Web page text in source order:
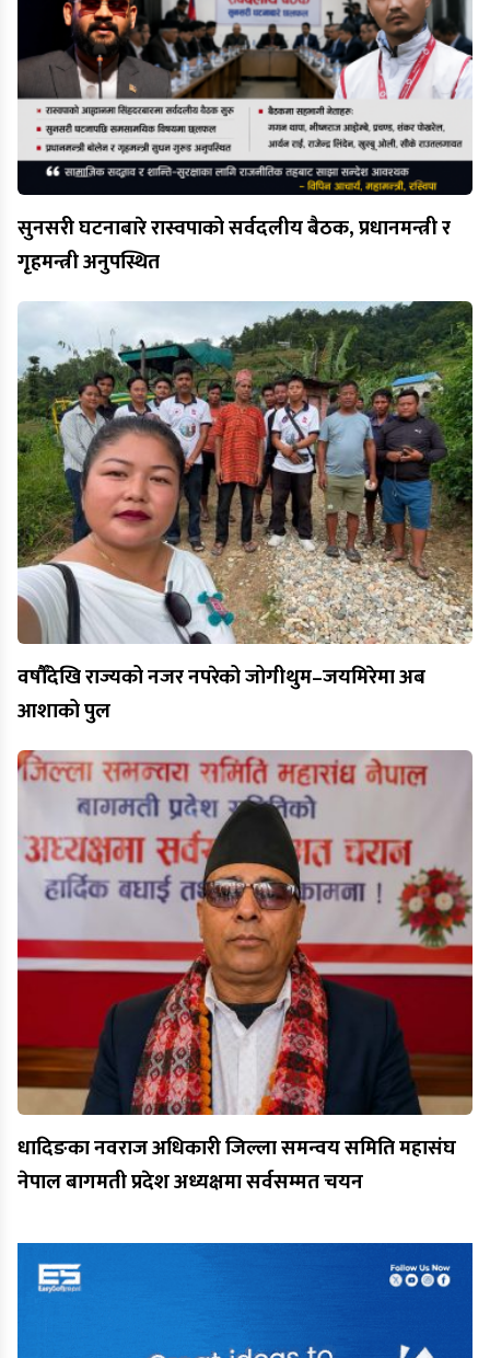
सुनसरी घटनाबारे रास्वपाको सर्वदलीय बैठक, प्रधानमन्त्री र
गृहमन्त्री अनुपस्थित
वर्षौँदेखि राज्यको नजर नपरेको जोगीथुम–जयमिरेमा अब
आशाको पुल
धादिङका नवराज अधिकारी जिल्ला समन्वय समिति महासंघ
नेपाल बागमती प्रदेश अध्यक्षमा सर्वसम्मत चयन